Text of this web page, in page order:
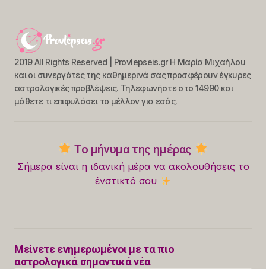
2019 All Rights Reserved | Provlepseis.gr Η Μαρία Μιχαήλου
και οι συνεργάτες της καθημερινά σας προσφέρουν έγκυρες
αστρολογικές προβλέψεις. Τηλεφωνήστε στο 14990 και
μάθετε τι επιφυλάσει το μέλλον για εσάς.
Το μήνυμα της ημέρας
Σήμερα είναι η ιδανική μέρα να ακολουθήσεις το
ένστικτό σου
Μείνετε ενημερωμένοι με τα πιο
αστρολογικά σημαντικά νέα